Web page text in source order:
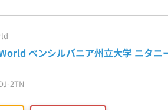
ペンシルバニア州立大学 ニタニ
2TN